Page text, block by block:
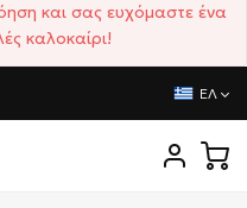
και σας ευχόμαστε ένα
καλοκαίρι!
ΕΛ